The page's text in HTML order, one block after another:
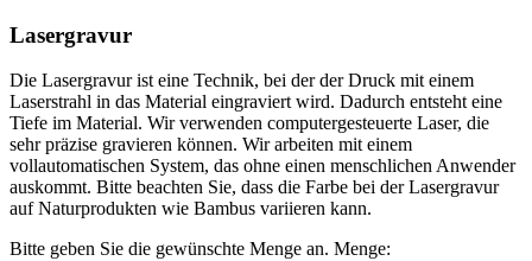
Lasergravur
Die Lasergravur ist eine Technik, bei der der Druck mit einem
Laserstrahl in das Material eingraviert wird. Dadurch entsteht eine
Tiefe im Material. Wir verwenden computergesteuerte Laser, die
sehr präzise gravieren können. Wir arbeiten mit einem
vollautomatischen System, das ohne einen menschlichen Anwender
auskommt. Bitte beachten Sie, dass die Farbe bei der Lasergravur
auf Naturprodukten wie Bambus variieren kann.
Bitte geben Sie die gewünschte Menge an. Menge: